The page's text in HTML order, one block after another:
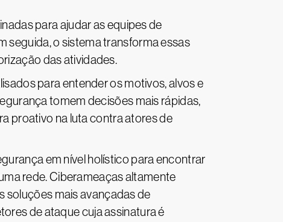
para ajudar as equipes de
seguida, o sistema transforma essas
das atividades.
para entender os motivos, alvos e
tomem decisões mais rápidas,
proativo na luta contra atores de
em nível holístico para encontrar
rede. Ciberameaças altamente
soluções mais avançadas de
de ataque cuja assinatura é